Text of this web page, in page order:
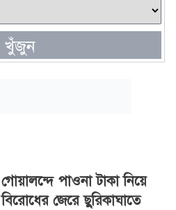
খুঁজুন
গোয়ালন্দে পাওনা টাকা নিয়ে
বিরোধের জেরে ছুরিকাঘাতে